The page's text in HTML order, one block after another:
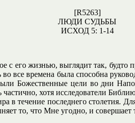
[R5263]
ЛЮДИ СУДЬБЫ
ИСХОД 5: 1-14
с его жизнью, выглядит так,
все времена была способна
Божественные цели во дни
хотя исследователи
течение последнего столетия.
то, что Мне угодно, и совершает